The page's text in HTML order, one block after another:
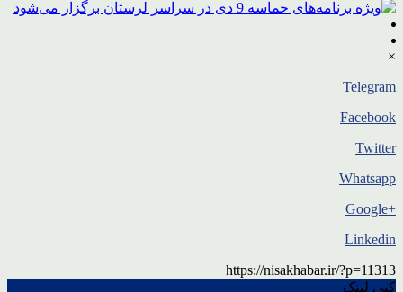
×
Telegram
Facebook
Twitter
Whatsapp
+Google
Linkedin
https://nisakhabar.ir/?p=11313
کپی لینک